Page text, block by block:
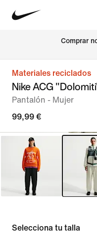
Comprar
Materiales reciclados
Nike ACG
Pantalón - Mujer
99,99 €
Selecciona tu talla